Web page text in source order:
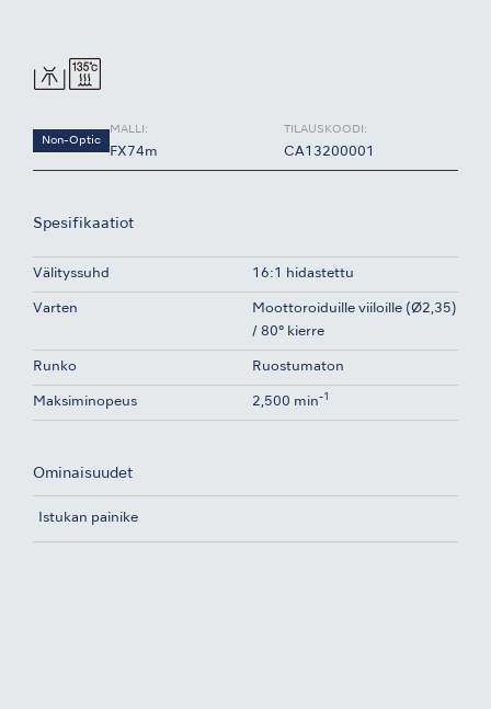
Non-Optic
MALLI:
FX74m
TILAUSKOODI:
CA13200001
Spesifikaatiot
Välityssuhd 16:1 hidastettu
Varten
Moottoroiduille viiloille (Ø2,35)
/ 80° kierre
Runko Ruostumaton
Maksiminopeus 2,500 min-1
Ominaisuudet
Istukan painike